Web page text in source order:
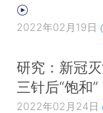
2022年02月19日
研究：新冠
三针后“饱和”
2022年02月24日